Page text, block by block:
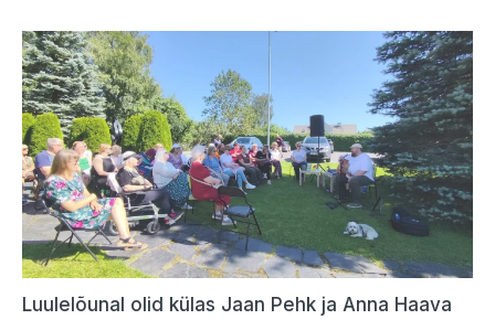
Luulelõunal olid külas Jaan Pehk ja Anna Haava